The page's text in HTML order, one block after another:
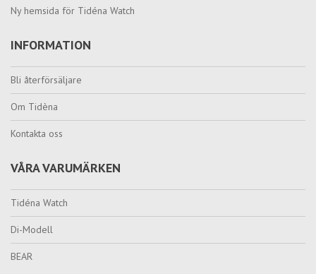
Ny hemsida för Tidéna Watch
INFORMATION
Bli återförsäljare
Om Tidèna
Kontakta oss
VÅRA VARUMÄRKEN
Tidéna Watch
Di-Modell
BEAR